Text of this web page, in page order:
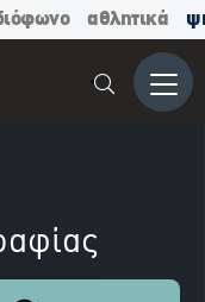
αθλητικά
Μενού